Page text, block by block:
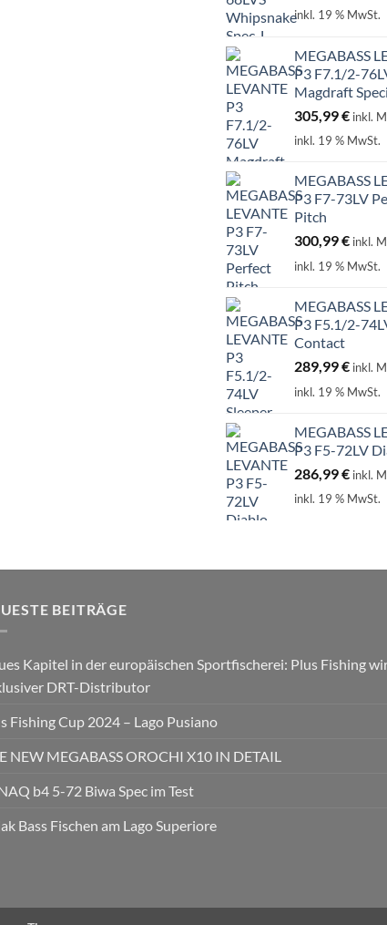
inkl. 19 % MwSt.
MEGABASS
P3 F7.1/2-
Magdraft
305,99€ inkl.
inkl. 19 % MwSt.
MEGABASS
P3 F7-73LV
Pitch
300,99€ inkl.
inkl. 19 % MwSt.
MEGABASS
P3 F5.1/2-
Contact
289,99€ inkl.
inkl. 19 % MwSt.
MEGABASS
P3 F5-72LV
286,99€ inkl.
inkl. 19 % MwSt.
BEITRÄGE
Kapitel in der europäischen Sportfischerei: Plus Fishing
DRT-Distributor
Fishing Cup 2024 – Lago Pusiano
NEW MEGABASS OROCHI X10 IN DETAIL
b4 5-72 Biwa Spec im Test
Bass Fischen am Lago Superiore